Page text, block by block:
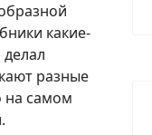
какие-
разные
на самом